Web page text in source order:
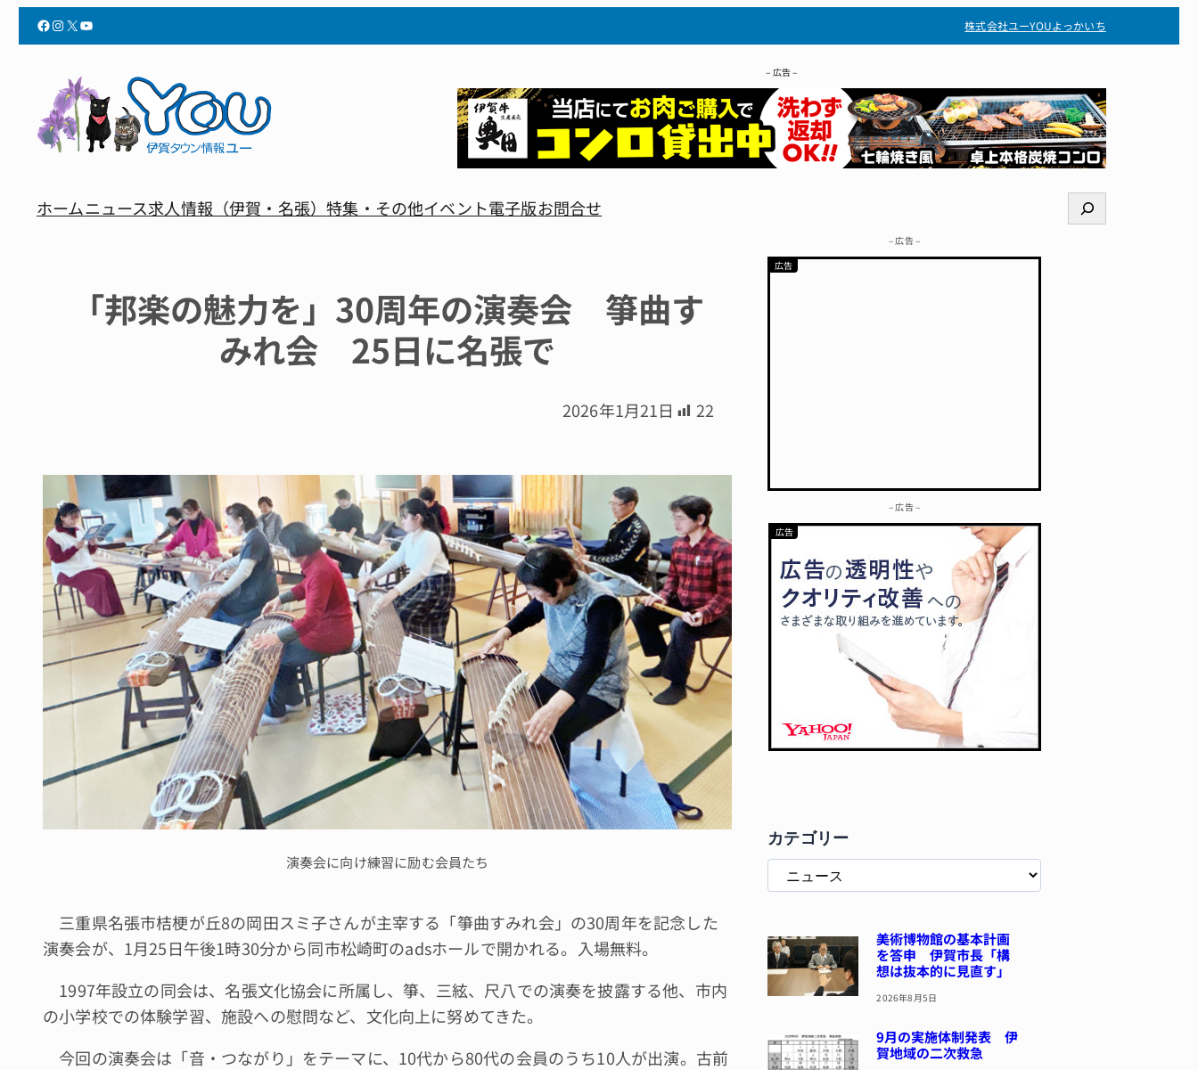
Facebook InstagramX YouTube 株式会社ユーYOUよっかいち
– 広告 –
ホームニュース求人情報（伊賀・名張）特集・その他イベント電子版お問合せ
検
索
「邦楽の魅力を」30周年の演奏会 箏曲す
みれ会 25日に名張で
2026年1月21日 22
演奏会に向け練習に励む会員たち
三重県名張市桔梗が丘8の岡田スミ子さんが主宰する「箏曲すみれ会」の30周年を記念した
演奏会が、1月25日午後1時30分から同市松崎町のadsホールで開かれる。入場無料。
1997年設立の同会は、名張文化協会に所属し、箏、三絃、尺八での演奏を披露する他、市内
の小学校での体験学習、施設への慰問など、文化向上に努めてきた。
今回の演奏会は「音・つながり」をテーマに、10代から80代の会員のうち10人が出演。古前
– 広告 –
– 広告 –
カテゴリー
美術博物館の基本計画
を答申 伊賀市長「構
想は抜本的に見直す」
2026年8月5日
9月の実施体制発表 伊
賀地域の二次救急